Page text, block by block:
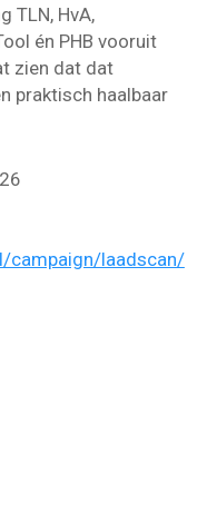
TLN, HvA,
én PHB vooruit
zien dat dat
praktisch haalbaar
campaign/laadscan/